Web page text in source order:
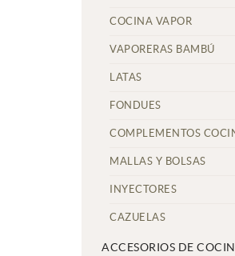
COCINA VAPOR
VAPORERAS BAMBÚ
LATAS
FONDUES
COMPLEMENTOS
MALLAS Y BOLSAS
INYECTORES
CAZUELAS
ACCESORIOS DE